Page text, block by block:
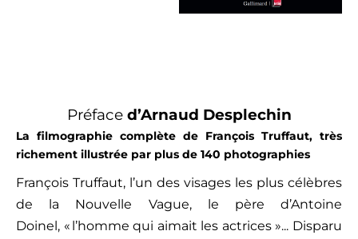
Préface d’Arnaud Desplechin
La filmographie complète de François Truffaut, très
richement illustrée par plus de 140 photographies
François Truffaut, l’un des visages les plus célèbres
de la Nouvelle Vague, le père d’Antoine
Doinel, « l’homme qui aimait les actrices »... Disparu